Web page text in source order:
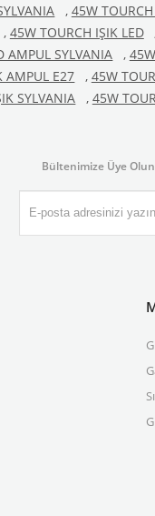
, 45W
, 45W TOURCH IŞIK LED
AMPUL SYLVANIA ,
AMPUL E27 , 45W
SYLVANIA , 45W
Bültenimize Üye